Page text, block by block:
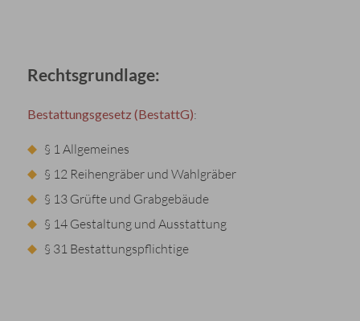
Rechtsgrundlage:
Bestattungsgesetz (BestattG):
§ 1 Allgemeines
§ 12 Reihengräber und Wahlgräber
§ 13 Grüfte und Grabgebäude
§ 14 Gestaltung und Ausstattung
§ 31 Bestattungspflichtige